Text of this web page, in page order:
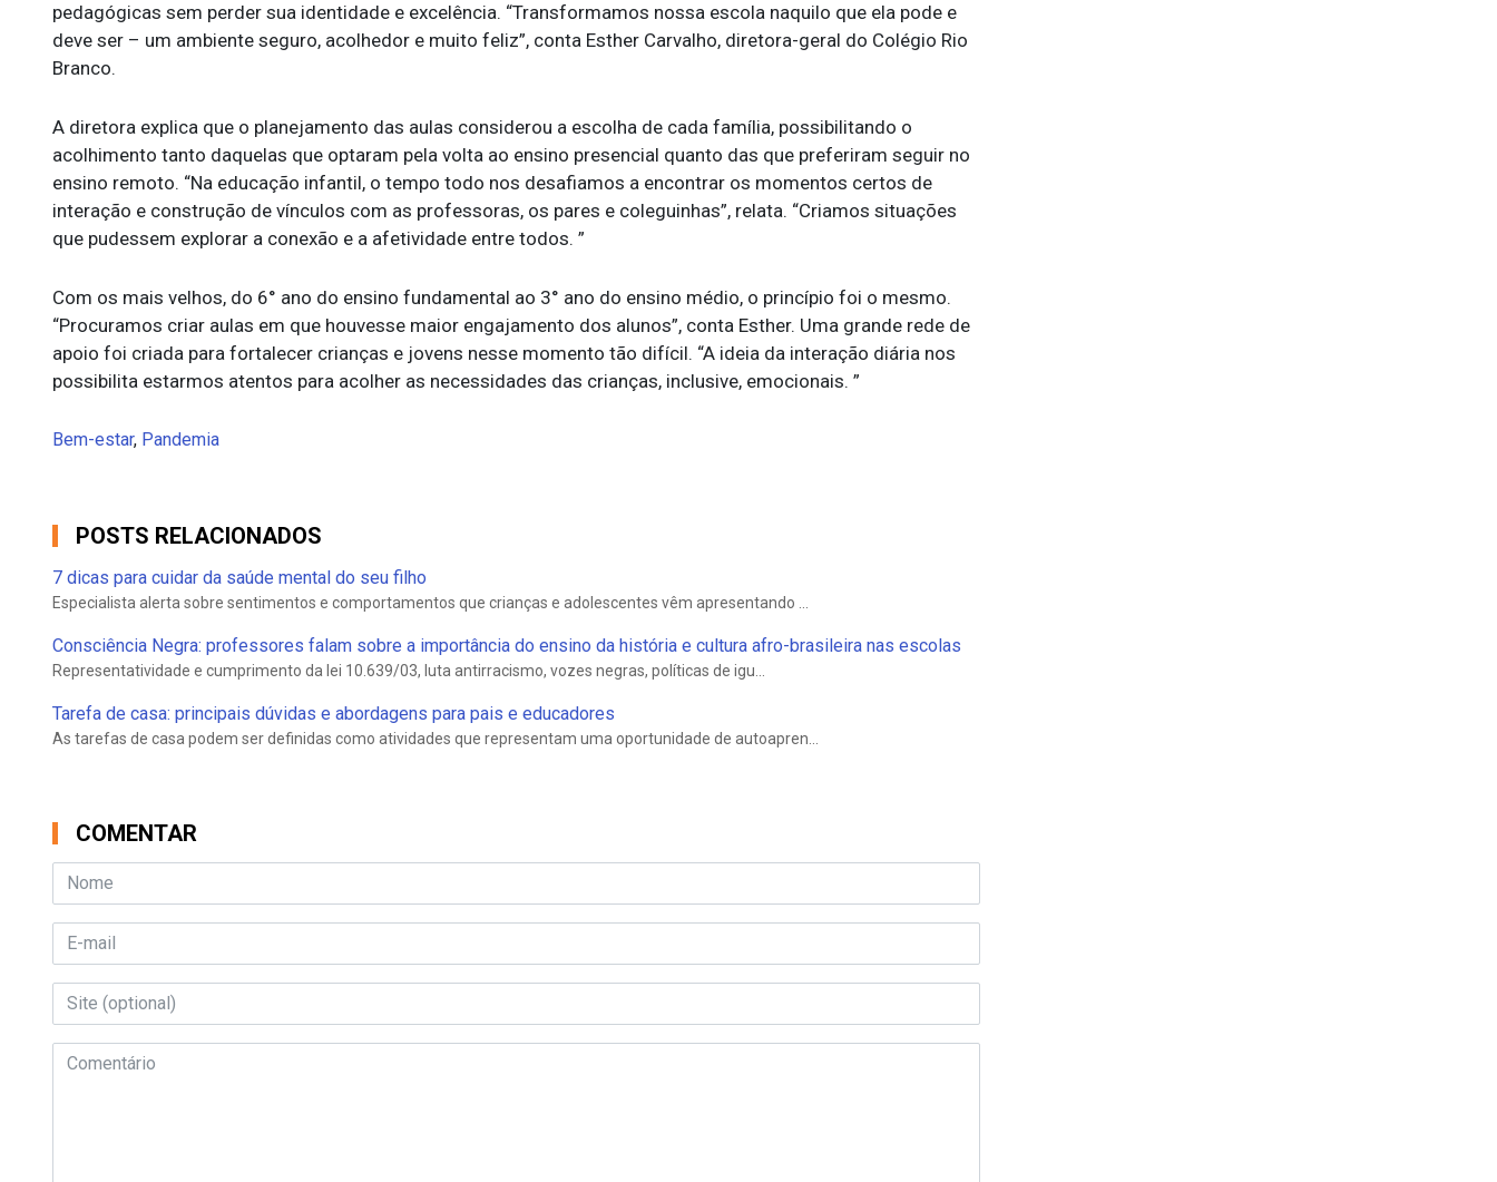
pedagógicas sem perder sua identidade e excelência. “Transformamos nossa escola naquilo que ela pode e
deve ser – um ambiente seguro, acolhedor e muito feliz”, conta Esther Carvalho, diretora-geral do Colégio Rio
Branco.
A diretora explica que o planejamento das aulas considerou a escolha de cada família, possibilitando o
acolhimento tanto daquelas que optaram pela volta ao ensino presencial quanto das que preferiram seguir no
ensino remoto. “Na educação infantil, o tempo todo nos desafiamos a encontrar os momentos certos de
interação e construção de vínculos com as professoras, os pares e coleguinhas”, relata. “Criamos situações
que pudessem explorar a conexão e a afetividade entre todos. ”
Com os mais velhos, do 6° ano do ensino fundamental ao 3° ano do ensino médio, o princípio foi o mesmo.
“Procuramos criar aulas em que houvesse maior engajamento dos alunos”, conta Esther. Uma grande rede de
apoio foi criada para fortalecer crianças e jovens nesse momento tão difícil. “A ideia da interação diária nos
possibilita estarmos atentos para acolher as necessidades das crianças, inclusive, emocionais. ”
Bem-estar, Pandemia
POSTS RELACIONADOS
7 dicas para cuidar da saúde mental do seu filho
Especialista alerta sobre sentimentos e comportamentos que crianças e adolescentes vêm apresentando ...
Consciência Negra: professores falam sobre a importância do ensino da história e cultura afro-brasileira nas escolas
Representatividade e cumprimento da lei 10.639/03, luta antirracismo, vozes negras, políticas de igu...
Tarefa de casa: principais dúvidas e abordagens para pais e educadores
As tarefas de casa podem ser definidas como atividades que representam uma oportunidade de autoapren...
COMENTAR